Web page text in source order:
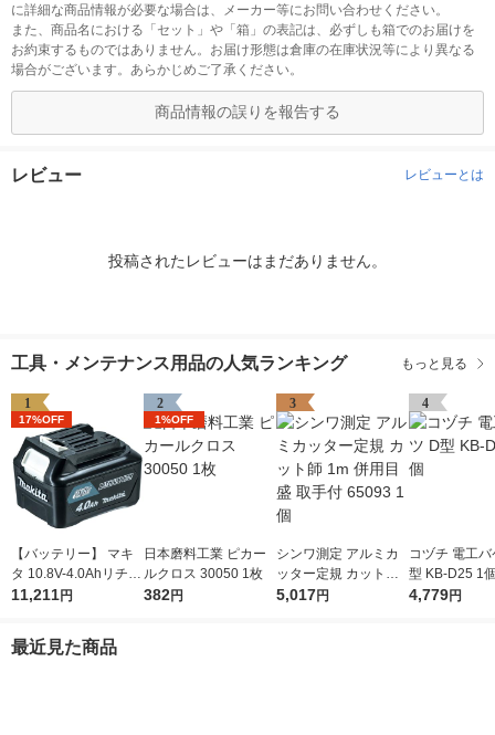
に詳細な商品情報が必要な場合は、メーカー等にお問い合わせください。
また、商品名における「セット」や「箱」の表記は、必ずしも箱でのお届けを
お約束するものではありません。お届け形態は倉庫の在庫状況等により異なる
場合がございます。あらかじめご了承ください。
商品情報の誤りを報告する
レビュー レビューとは
投稿されたレビューはまだありません。
工具・メンテナンス用品の人気ランキング もっと見る
1
17%OFF
【バッテリー】 マキ
タ 10.8V-4.0Ahリチウ
ムイオンバッテリ A-5
11,211円
2
1%OFF
日本磨料工業 ピカー
ルクロス 30050 1枚
382円
3
シンワ測定 アルミカ
ッター定規 カット師
1m 併用目盛 取手付 6
5,017円
4
コヅチ 電工
型 KB-D25 1
4,779円
最近見た商品